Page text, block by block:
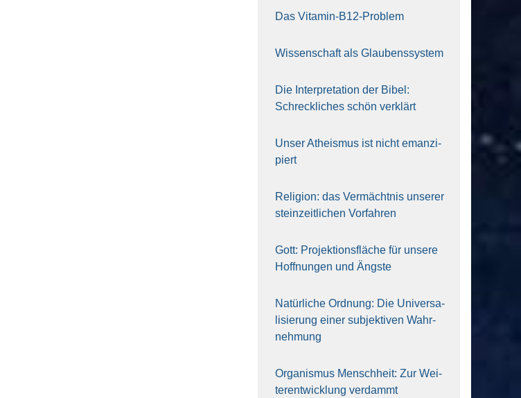
Das Vit­amin-B12-Pro­blem
Wis­sen­schaft als Glau­bens­sys­tem
Die Inter­pre­ta­ti­on der Bibel:
Schreck­li­ches schön ver­klärt
Unser Athe­is­mus ist nicht eman­zi­
piert
Reli­gi­on: das Ver­mächt­nis unse­rer
stein­zeit­li­chen Vor­fah­ren
Gott: Pro­jek­ti­ons­flä­che für unse­re
Hoff­nun­gen und Ängs­te
Natür­li­che Ord­nung: Die Uni­ver­sa­
li­sie­rung einer sub­jek­ti­ven Wahr­
neh­mung
Orga­nis­mus Mensch­heit: Zur Wei­
ter­ent­wick­lung ver­dammt